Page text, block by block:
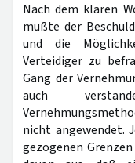
Nach dem klaren
mußte der
und die
Verteidiger zu
Gang der
auch
nicht angewendet.
gezogenen